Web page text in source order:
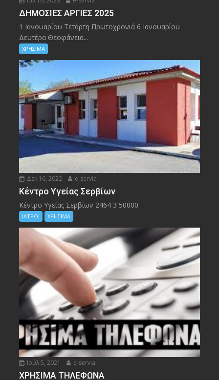
ΔΗΜΟΣΙΕΣ ΑΡΓΙΕΣ 2025
1 Ιανουαρίου Τετάρτη Πρωτοχρονιά 6 Ιανουαρίου
Δευτέρα Θεοφάνεια...
ΧΡΗΣΙΜΑ
Δεκ 16, 2022 e-servia
Kέντρο Υγείας Σερβίων
Kέντρο Υγείας Σερβίων 2464 3 50000
ΙΑΤΡΟΙ ΧΡΗΣΙΜΑ
Ιούλ 5, 2021 e-servia
ΧΡΗΣΙΜΑ ΤΗΛΕΦΩΝΑ